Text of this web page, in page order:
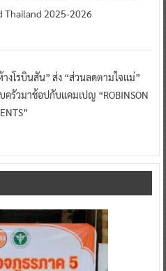
Thailand 2025-2026
งโรบินสัน” ส่ง “ส่วนลดตามใจแม่”
รัวมาช้อปกับแคมเปญ “ROBINSON